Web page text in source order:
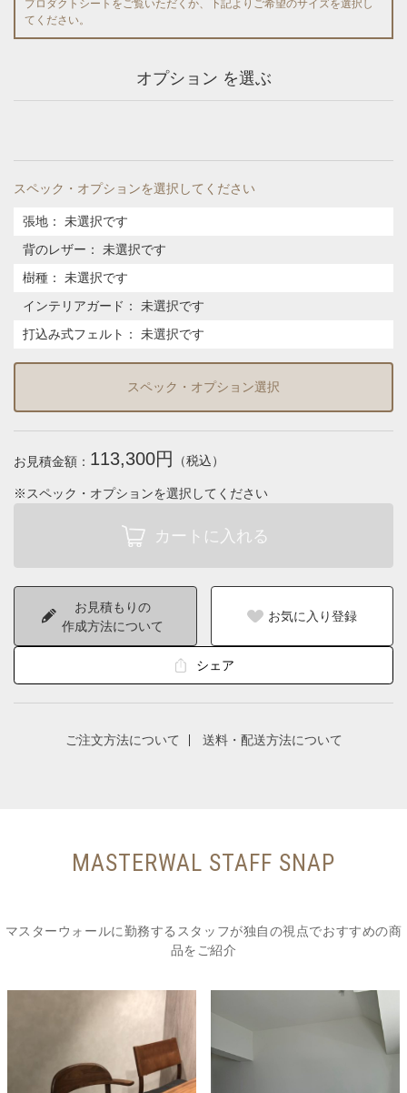
プロダクトシートをご覧いただくか、下記よりご希望のサイズを選択し
てください。
オプション を選ぶ
スペック・オプションを選択してください
張地 ：
未選択です
背のレザー ：
未選択です
樹種 ：
未選択です
インテリアガード ：
未選択です
打込み式フェルト ： 未選択です
スペック・オプション選択
お見積金額： 113,300円 （税込）
※スペック・オプションを選択してください
お見積もりの
作成方法について
お気に入り登録
シェア
ご注文方法について 送料・配送方法について
MASTERWAL STAFF SNAP
マスターウォールに勤務するスタッフが独自の視点でおすすめの商
品をご紹介